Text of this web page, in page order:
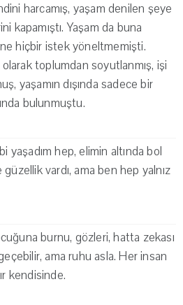
harcamış, yaşam denilen şeye
kapamıştı. Yaşam da buna
hiçbir istek yöneltmemişti.
toplumdan soyutlanmış, işi
yaşamın dışında sadece bir
bulunmuştu.
yaşadım hep, elimin altında bol
vardı, ama ben hep yalnız
burnu, gözleri, hatta zekası
ama ruhu asla. Her insan
kendisinde.